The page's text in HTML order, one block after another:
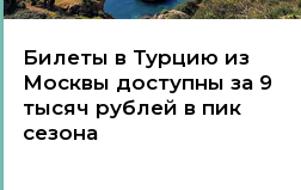
Билеты в Турцию из
Москвы доступны за 9
тысяч рублей в пик
сезона